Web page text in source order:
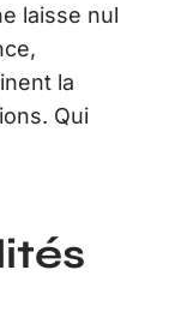
laisse nul
la
Qui